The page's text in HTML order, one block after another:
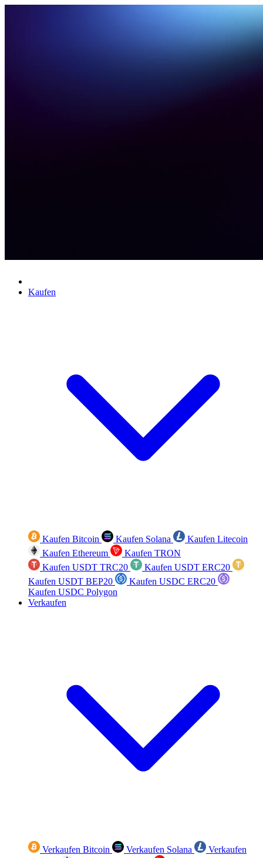
Kaufen
Kaufen Bitcoin Kaufen Solana
Kaufen Litecoin
Kaufen Ethereum
Kaufen TRON
Kaufen USDT TRC20
Kaufen USDT ERC20
Kaufen USDT BEP20
Kaufen USDC ERC20
Kaufen USDC Polygon
Verkaufen
Verkaufen Bitcoin Verkaufen Solana
Verkaufen